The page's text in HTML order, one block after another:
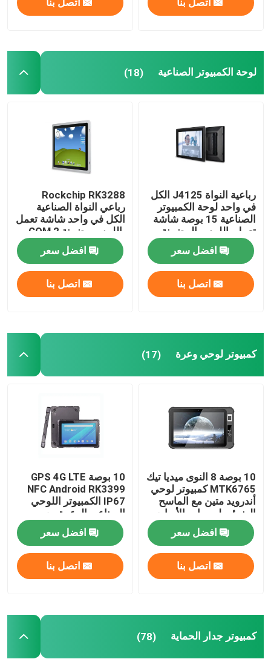
المنتجات
جولة في المعمل
اتصل بنا
طلب اقتباس
كمبيوتر صناعي صغير
لوحة الكمبيوتر الصناعية
كمبيوتر لوحي وعرة
لوحة الكمبيوتر الصناعية (18)
رباعية النواة J4125 الكل
في واحد لوحة الكمبيوتر
الصناعية 15 بوصة شاشة
تعمل باللمس المضمنة
الكمبيوتر
افضل سعر
اتصل بنا
Rockchip RK3288
رباعي النواة الصناعية
الكل في واحد شاشة تعمل
باللمس مضمنة 2 COM
15 بوصة
افضل سعر
اتصل بنا
كمبيوتر لوحي وعرة (17)
10 بوصة 8 النوى ميديا ​​تيك
MTK6765 كمبيوتر لوحي
أندرويد متين مع الماسح
الضوئي لبصمات الأصابع
NFC
افضل سعر
اتصل بنا
10 بوصة GPS 4G LTE
NFC Android RK3399
IP67 الكمبيوتر اللوحي
الصناعي الوعرة مع
RS232 COM
افضل سعر
اتصل بنا
كمبيوتر جدار الحماية (78)